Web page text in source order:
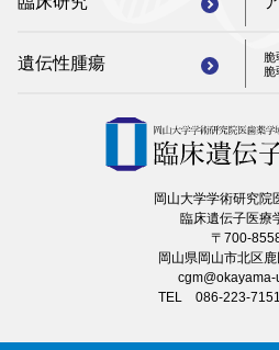
岡山大学学術研究院
臨床遺伝子医療
〒700-
岡山県岡山市北区
cgm@okayama-
TEL 086-223-7151
遺伝性腫瘍
脆
脆